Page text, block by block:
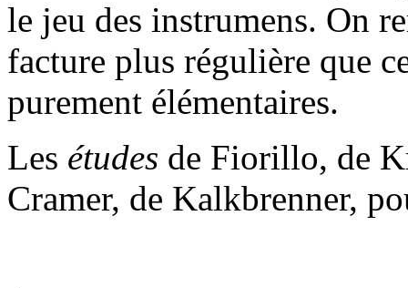
le jeu des instrumens. On
facture plus régulière que
purement élémentaires.
Les études de Fiorillo, de
Cramer, de Kalkbrenner,